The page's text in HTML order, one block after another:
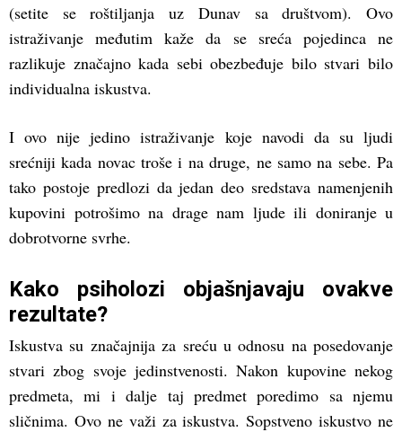
(setite se roštiljanja uz Dunav sa društvom). Ovo
istraživanje međutim kaže da se sreća pojedinca ne
razlikuje značajno kada sebi obezbeđuje bilo stvari bilo
individualna iskustva.
I ovo nije jedino istraživanje koje navodi da su ljudi
srećniji kada novac troše i na druge, ne samo na sebe. Pa
tako postoje predlozi da jedan deo sredstava namenjenih
kupovini potrošimo na drage nam ljude ili doniranje u
dobrotvorne svrhe.
Kako psiholozi objašnjavaju ovakve
rezultate?
Iskustva su značajnija za sreću u odnosu na posedovanje
stvari zbog svoje jedinstvenosti. Nakon kupovine nekog
predmeta, mi i dalje taj predmet poredimo sa njemu
sličnima. Ovo ne važi za iskustva. Sopstveno iskustvo ne